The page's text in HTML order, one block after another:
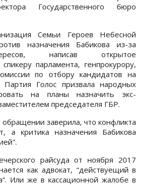
Государственного бюро
Семьи Героев Небесной
назначения Бабикова из-за
написав открытое
парламента, генпрокурору,
по отбору кандидатов на
Голос призвала народных
на планы назначить экс-
председателя ГБР.
заверила, что конфликта
а критика назначения Бабикова
райсуда от ноября 2017
как адвокат, “действуещий в
Или же в кассационной жалобе в